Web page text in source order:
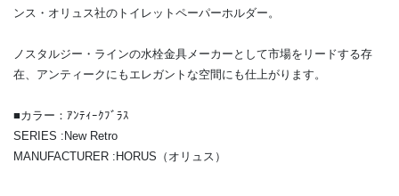
ンス・オリュス社のトイレットペーパーホルダー。
ノスタルジー・ラインの水栓金具メーカーとして市場をリードする存
在、アンティークにもエレガントな空間にも仕上がります。
■カラー：ｱﾝﾃｨｰｸﾌﾞﾗｽ
SERIES :New Retro
MANUFACTURER :HORUS（オリュス）